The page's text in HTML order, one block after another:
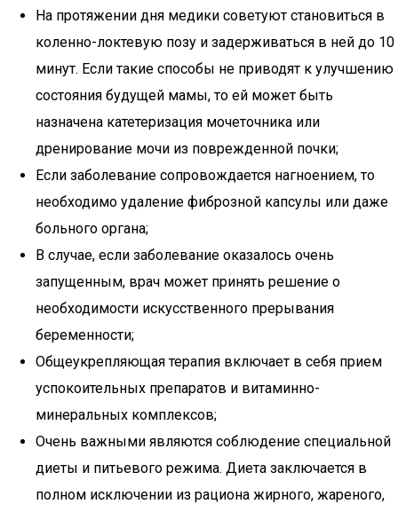
На протяжении дня медики советуют становиться в
коленно-локтевую позу и задерживаться в ней до 10
минут. Если такие способы не приводят к улучшению
состояния будущей мамы, то ей может быть
назначена катетеризация мочеточника или
дренирование мочи из поврежденной почки;
Если заболевание сопровождается нагноением, то
необходимо удаление фиброзной капсулы или даже
больного органа;
В случае, если заболевание оказалось очень
запущенным, врач может принять решение о
необходимости искусственного прерывания
беременности;
Общеукрепляющая терапия включает в себя прием
успокоительных препаратов и витаминно-
минеральных комплексов;
Очень важными являются соблюдение специальной
диеты и питьевого режима. Диета заключается в
полном исключении из рациона жирного, жареного,